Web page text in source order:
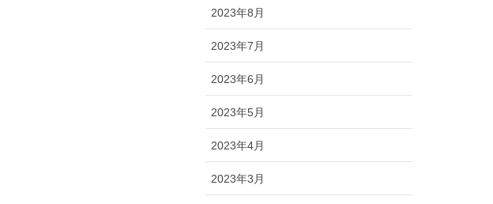
2023年8月
2023年7月
2023年6月
2023年5月
2023年4月
2023年3月